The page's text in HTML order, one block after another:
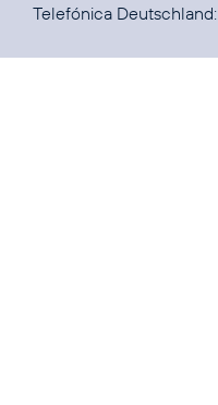
Telefónica Deutschland: